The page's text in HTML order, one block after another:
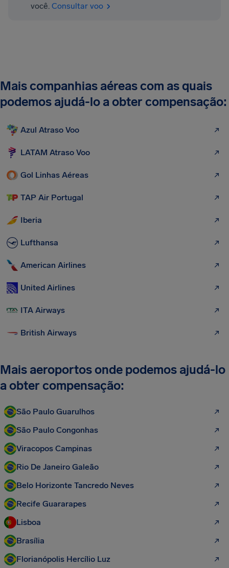
você. Consultar voo
Mais companhias aéreas com as quais
podemos ajudá-lo a obter compensação:
Azul Atraso Voo
LATAM Atraso Voo
Gol Linhas Aéreas
TAP Air Portugal
Iberia
Lufthansa
American Airlines
United Airlines
ITA Airways
British Airways
Mais aeroportos onde podemos ajudá-lo
a obter compensação:
São Paulo Guarulhos
São Paulo Congonhas
Viracopos Campinas
Rio De Janeiro Galeão
Belo Horizonte Tancredo Neves
Recife Guararapes
Lisboa
Brasília
Florianópolis Hercílio Luz